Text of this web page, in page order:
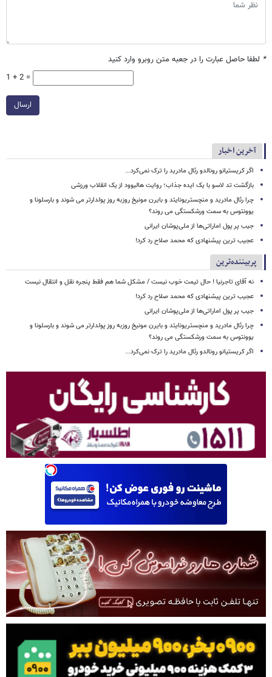
* لطفا حاصل عبارت را در جعبه متن روبرو وارد کنید
1 + 2 =
ارسال
آخرین اخبار
اگر کریستیانو رونالدو رئال مادرید را ترک نمی‌کرد...
بازگشت تد لاسو با یک ایده جذاب؛ روایت هالیوود از یک انقلاب ورزشی
چرا رئال مادرید و منچستریونایتد و بایرن مونیخ روزبه روز پولدارتر می شوند و بارسلونا و
یوونتوس به سمت ورشکستگی می روند؟
جیب پر پول اماراتی‌ها از ملی‌پوشان ایرانی
عجیب ترین پیشنهادی که محمد صلاح رد کرد!
پربیننده‌ترین
نه آقای تاجرنیا ! حال تیمت خوب نیست / مشکل شما هم فقط پنجره نقل و انتقال نیست
عجیب ترین پیشنهادی که محمد صلاح رد کرد!
جیب پر پول اماراتی‌ها از ملی‌پوشان ایرانی
چرا رئال مادرید و منچستریونایتد و بایرن مونیخ روزبه روز پولدارتر می شوند و بارسلونا و
یوونتوس به سمت ورشکستگی می روند؟
اگر کریستیانو رونالدو رئال مادرید را ترک نمی‌کرد...